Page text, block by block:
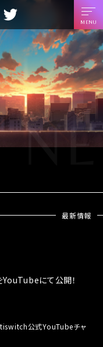
T
i
t
e
r
最新情報
YouTubeにて公開！
公式YouTubeチャ